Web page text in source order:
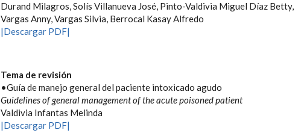
Durand Milagros, Solís Villanueva José, Pinto-Valdivia Miguel Díaz Betty,
Vargas Anny, Vargas Silvia, Berrocal Kasay Alfredo
|Descargar PDF|
Tema de revisión
•Guía de manejo general del paciente intoxicado agudo
Guidelines of general management of the acute poisoned patient
Valdivia Infantas Melinda
|Descargar PDF|